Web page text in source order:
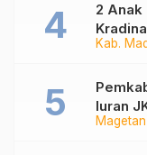
Kab.
2 Anak
Rakyat
Magetan
Iuran